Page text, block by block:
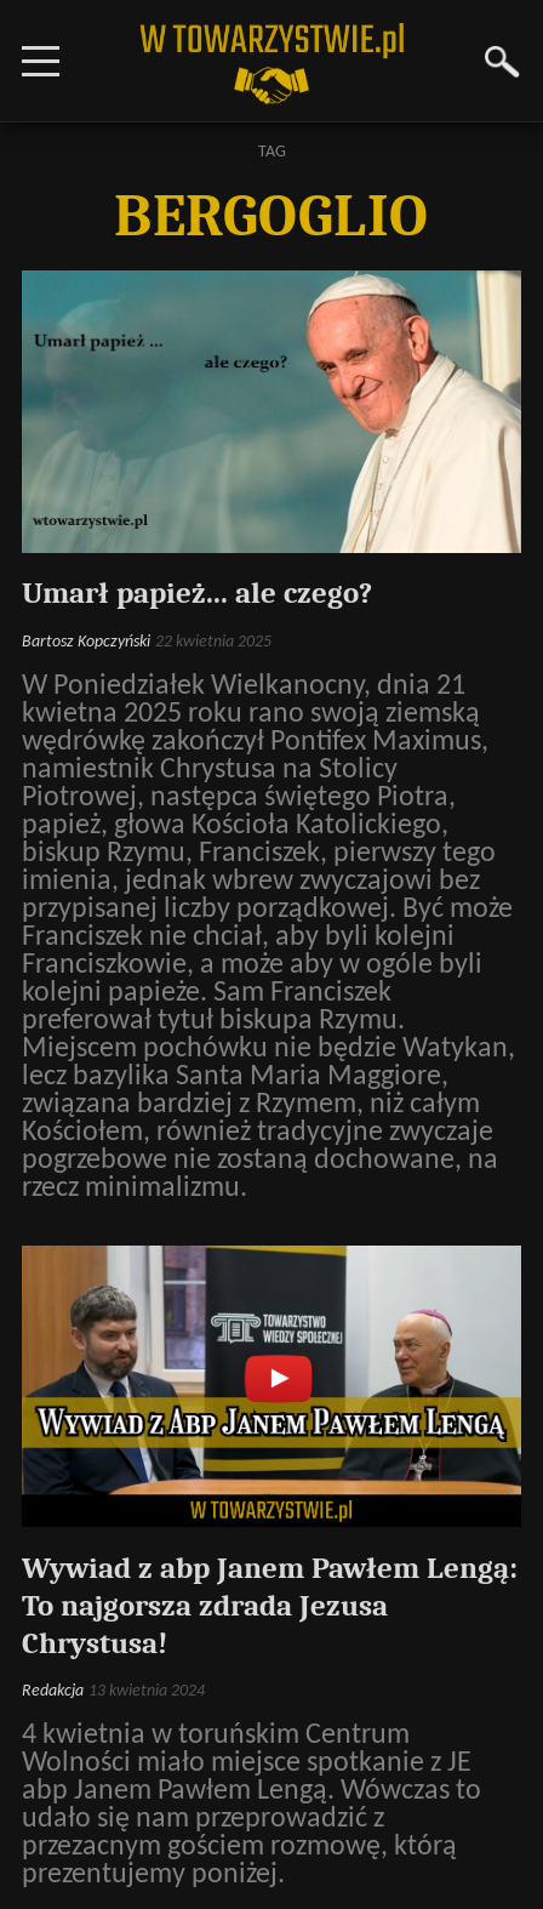
TAG
BERGOGLIO
Umarł papież... ale czego?
Bartosz Kopczyński 22 kwietnia 2025
W Poniedziałek Wielkanocny, dnia 21
kwietna 2025 roku rano swoją ziemską
wędrówkę zakończył Pontifex Maximus,
namiestnik Chrystusa na Stolicy
Piotrowej, następca świętego Piotra,
papież, głowa Kościoła Katolickiego,
biskup Rzymu, Franciszek, pierwszy tego
imienia, jednak wbrew zwyczajowi bez
przypisanej liczby porządkowej. Być może
Franciszek nie chciał, aby byli kolejni
Franciszkowie, a może aby w ogóle byli
kolejni papieże. Sam Franciszek
preferował tytuł biskupa Rzymu.
Miejscem pochówku nie będzie Watykan,
lecz bazylika Santa Maria Maggiore,
związana bardziej z Rzymem, niż całym
Kościołem, również tradycyjne zwyczaje
pogrzebowe nie zostaną dochowane, na
rzecz minimalizmu.
Wywiad z abp Janem Pawłem Lengą:
To najgorsza zdrada Jezusa
Chrystusa!
Redakcja 13 kwietnia 2024
4 kwietnia w toruńskim Centrum
Wolności miało miejsce spotkanie z JE
abp Janem Pawłem Lengą. Wówczas to
udało się nam przeprowadzić z
przezacnym gościem rozmowę, którą
prezentujemy poniżej.